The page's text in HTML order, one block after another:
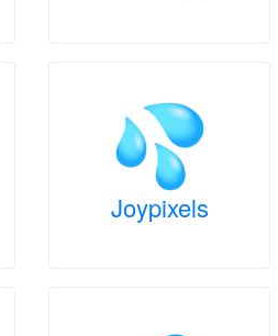
Joypixels